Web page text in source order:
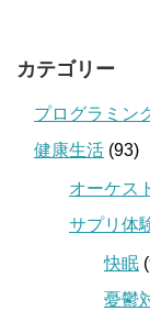
カテゴリー
プログラミン
健康生活 (93)
オーケス
サプリ体
快眠
憂鬱